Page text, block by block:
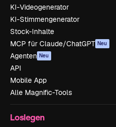
KI-Videogenerator
KI-Stimmengenerator
Stock-Inhalte
MCP für Claude/ChatGPT Neu
Agenten Neu
API
Mobile App
Alle Magnific-Tools
Loslegen